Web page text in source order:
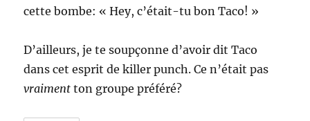
cette bombe: « Hey, c’était-tu bon Taco! »
D’ailleurs, je te soupçonne d’avoir dit Taco
dans cet esprit de killer punch. Ce n’était pas
vraiment ton groupe préféré?